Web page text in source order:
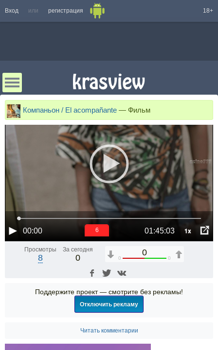
Вход или регистрация 18+
Компаньон / El acompañante — Фильм
00:00 01:45:03 1x
6
Просмотры
8
За сегодня
0
0
0 0
Поддержите проект — смотрите без рекламы!
Отключить рекламу
Читать комментарии